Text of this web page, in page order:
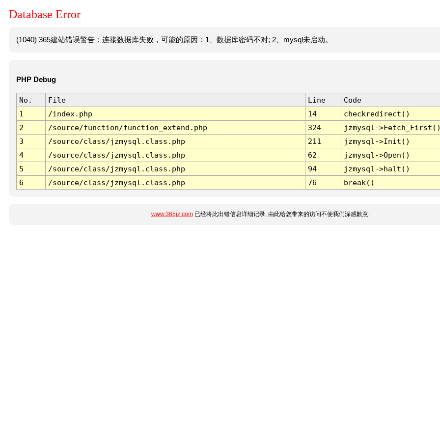
Database Error
(1040) 365建站错误警告：连接数据库失败，可能的原因：1、数据库密码不对; 2、mysql未启动。
PHP Debug
No. File Line
Code
1
/index.php 14
checkredirect()
2
/source/function/function_extend.php 324
jzmysql-
3
/source/class/jzmysql.class.php 211
jzmysql->Init()
4
/source/class/jzmysql.class.php 62
jzmysql->Open()
5
/source/class/jzmysql.class.php 94
jzmysql->halt()
6
/source/class/jzmysql.class.php 76 break()
www.365jz.com已经将此出错信息详细记录, 由此给您带来的访问不便我们深感歉意.